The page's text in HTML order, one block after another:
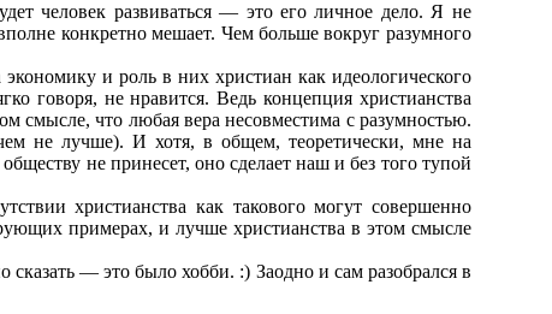
человек развиваться — это его личное дело. Я не
конкретно мешает. Чем больше вокруг разумного
и роль в них христиан как идеологического
говоря, не нравится. Ведь концепция христианства
смысле, что любая вера несовместима с разумностью.
не лучше). И хотя, в общем, теоретически, мне на
не принесет, оно сделает наш и без того тупой
христианства как такового могут совершенно
примерах, и лучше христианства в этом смысле
— это было хобби. :) Заодно и сам разобрался в